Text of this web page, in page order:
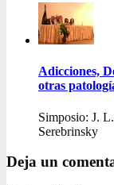
Adicciones,
otras
Simposio: J.
Serebrinsky
Deja un